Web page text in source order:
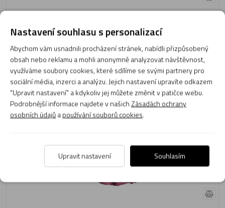
Momentálně není skladem
Obvyklá dodací lhůta do 10 dnů
Do košíku
Kalafuna Hidersine 1V Violin
Nastavení souhlasu s personalizací
Abychom vám usnadnili procházení stránek, nabídli přizpůsobený
obsah nebo reklamu a mohli anonymně analyzovat návštěvnost,
využíváme soubory cookies, které sdílíme se svými partnery pro
sociální média, inzerci a analýzu. Jejich nastavení upravíte odkazem
"Upravit nastavení" a kdykoliv jej můžete změnit v patičce webu.
Podrobnější informace najdete v našich Zásadách ochrany
osobních údajůapoužívání souborů cookies.
Upravit nastavení Souhlasím